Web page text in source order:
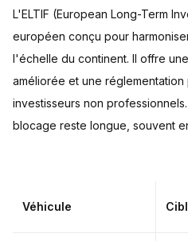
L'ELTIF (European Long-Term
européen conçu pour
l'échelle du continent. Il offre
améliorée et une
investisseurs non
blocage reste longue, souvent
Véhicule